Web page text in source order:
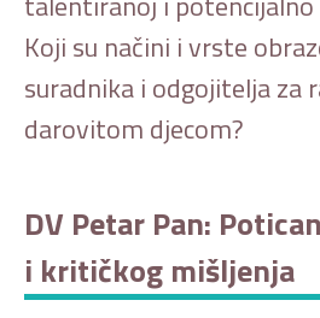
Koji su načini i vrste
suradnika i odgojitelja za
darovitom djecom?
DV Petar Pan:
i kritičkog mišljenja